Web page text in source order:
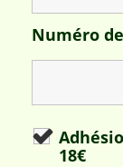
Numéro de
18€